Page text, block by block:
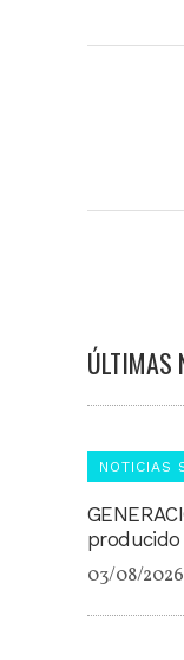
ÚLTIMAS
NOTICIAS
producido
03/08/2026